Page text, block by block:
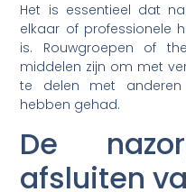
Het is essentieel dat
elkaar of professionele
is. Rouwgroepen of
middelen zijn om met
te delen met anderen
hebben gehad.
De
afsluiten